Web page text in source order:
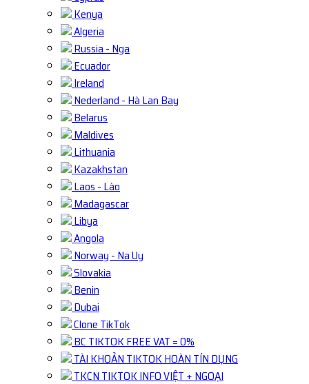
Kenya
Algeria
Russia - Nga
Ecuador
Ireland
Nederland - Hà Lan Bay
Belarus
Maldives
Lithuania
Kazakhstan
Laos - Lào
Madagascar
Libya
Angola
Norway - Na Uy
Slovakia
Benin
Dubai
Clone TikTok
BC TIKTOK FREE VAT = 0%
TÀI KHOẢN TIKTOK HOÀN TÍN DỤNG
TKCN TIKTOK INFO VIỆT + NGOẠI